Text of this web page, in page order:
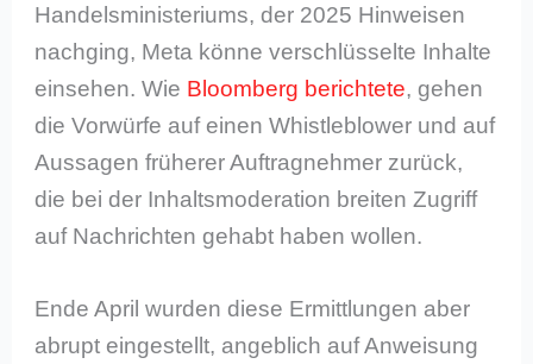
Handelsministeriums, der 2025 Hinweisen
nachging, Meta könne verschlüsselte Inhalte
einsehen. Wie Bloomberg berichtete, gehen
die Vorwürfe auf einen Whistleblower und auf
Aussagen früherer Auftragnehmer zurück,
die bei der Inhaltsmoderation breiten Zugriff
auf Nachrichten gehabt haben wollen.
Ende April wurden diese Ermittlungen aber
abrupt eingestellt, angeblich auf Anweisung